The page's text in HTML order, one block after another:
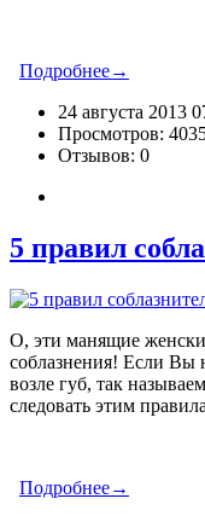
Подробнее→
24 августа 2013
Просмотров:
Отзывов: 0
5 правил
О, эти манящие
соблазнения! Если Вы
возле губ, так
следовать этим
Подробнее→